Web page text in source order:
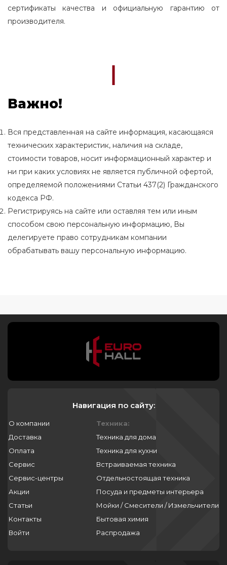
сертификаты качества и официальную гарантию от
производителя.
Важно!
Вся представленная на сайте информация, касающаяся
технических характеристик, наличия на складе,
стоимости товаров, носит информационный характер и
ни при каких условиях не является публичной офертой,
определяемой положениями Статьи 437(2) Гражданского
кодекса РФ.
Регистрируясь на сайте или оставляя тем или иным
способом свою персональную информацию, Вы
делегируете право сотрудникам компании
обрабатывать вашу персональную информацию.
Навигация по сайту:
О компании
Доставка
Оплата
Сервис
Сервис-центры
Акции
Статьи
Контакты
Войти
Техника:
Техника для дома
Техника для кухни
Встраиваемая техника
Отдельностоящая техника
Посуда и предметы интерьера
Мойки / Смесители / Измельчители
Бытовая химия
Распродажа